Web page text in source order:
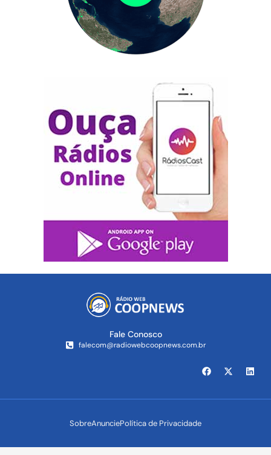
Fale Conosco
falecom@radiowebcoopnews.com.br
SobreAnunciePolítica de Privacidade